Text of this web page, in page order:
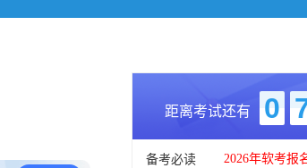
距离考试还有 0
备考必读 2026年软考报